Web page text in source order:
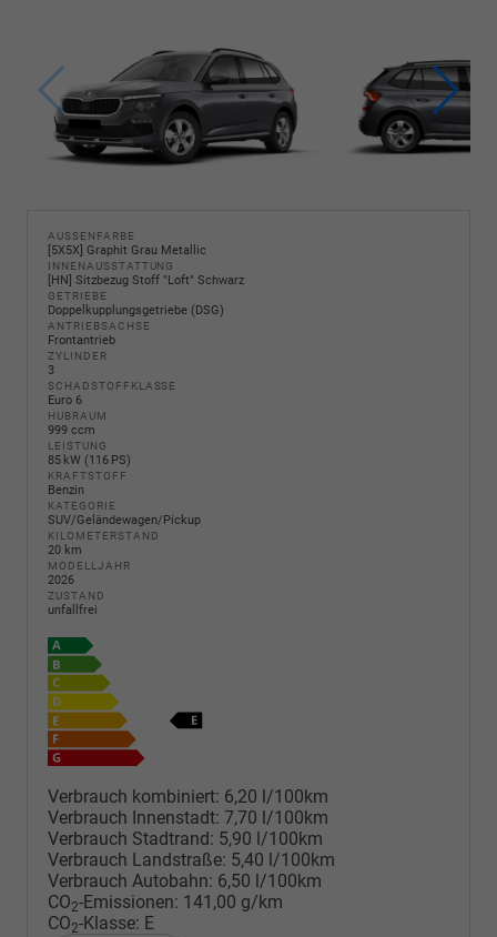
AUSSENFARBE
[5X5X] Graphit Grau Metallic
INNENAUSSTATTUNG
[HN] Sitzbezug Stoff "Loft" Schwarz
GETRIEBE
Doppelkupplungsgetriebe (DSG)
ANTRIEBSACHSE
Frontantrieb
ZYLINDER
3
SCHADSTOFFKLASSE
Euro 6
HUBRAUM
999 ccm
LEISTUNG
85 kW (116 PS)
KRAFTSTOFF
Benzin
KATEGORIE
SUV/Geländewagen/Pickup
KILOMETERSTAND
20 km
MODELLJAHR
2026
ZUSTAND
unfallfrei
Verbrauch kombiniert: 6,20 l/100km
Verbrauch Innenstadt: 7,70 l/100km
Verbrauch Stadtrand: 5,90 l/100km
Verbrauch Landstraße: 5,40 l/100km
Verbrauch Autobahn: 6,50 l/100km
CO2-Emissionen: 141,00 g/km
CO2-Klasse: E